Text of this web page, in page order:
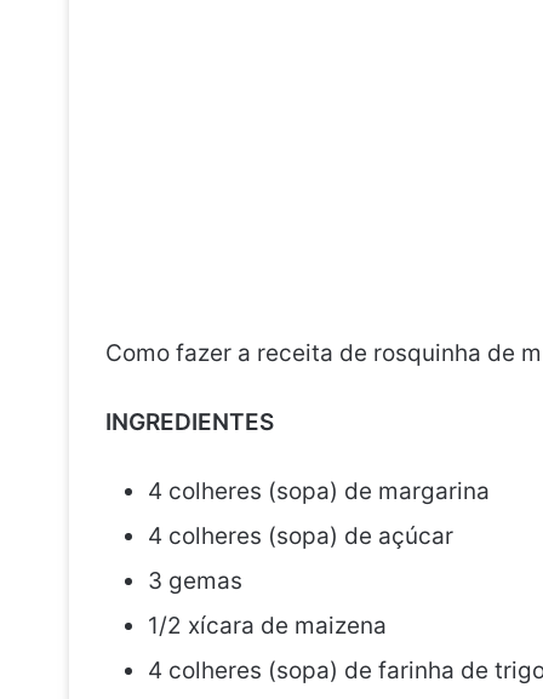
Como fazer a receita de rosquinha de
INGREDIENTES
4 colheres (sopa) de margarina
4 colheres (sopa) de açúcar
3 gemas
1/2 xícara de maizena
4 colheres (sopa) de farinha de